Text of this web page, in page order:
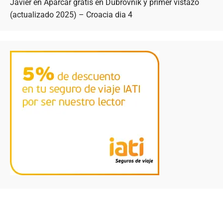
Javieren Aparcar gratis en Dubrovnik y primer vistazo
(actualizado 2025) – Croacia dia 4